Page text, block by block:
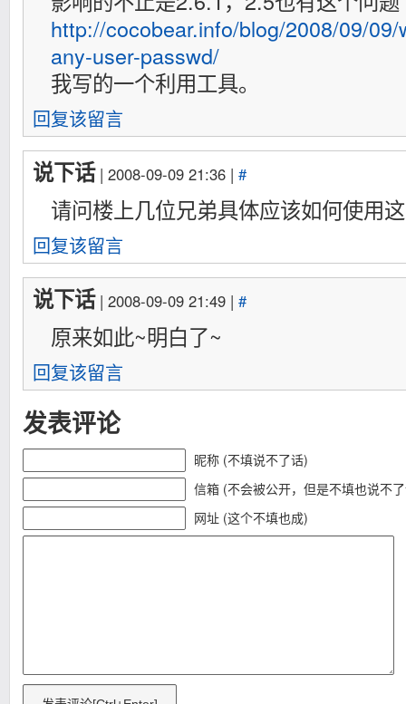
http://cocobear.info/blog/2008/09/
any-user-passwd/
我写的一个利用工具。
回复该留言
说下话| 2008-09-09 21:36 | #
请问楼上几位兄弟具体应该如何使用
回复该留言
说下话| 2008-09-09 21:49 | #
原来如此~明白了~
回复该留言
发表评论
昵称 (不填说不了话)
信箱 (不会被公开，但是不填也说不
网址 (这个不填也成)